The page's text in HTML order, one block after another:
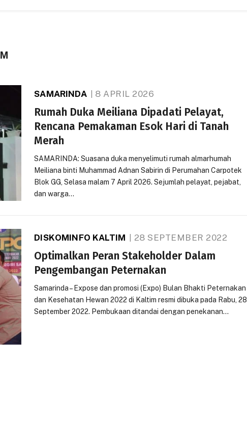
SAMARINDA 8 APRIL 2026
Rumah Duka Meiliana Dipadati Pelayat,
Rencana Pemakaman Esok Hari di Tanah
Merah
SAMARINDA: Suasana duka menyelimuti rumah almarhumah
Meiliana binti Muhammad Adnan Sabirin di Perumahan Carpotek
Blok GG, Selasa malam 7 April 2026. Sejumlah pelayat, pejabat,
dan warga…
DISKOMINFO KALTIM 28 SEPTEMBER 2022
Optimalkan Peran Stakeholder Dalam
Pengembangan Peternakan
Samarinda – Expose dan promosi (Expo) Bulan Bhakti Peternakan
dan Kesehatan Hewan 2022 di Kaltim resmi dibuka pada Rabu, 28
September 2022. Pembukaan ditandai dengan penekanan…